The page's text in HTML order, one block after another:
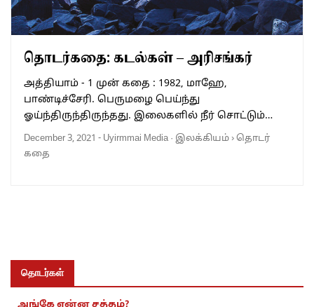
தொடர்கதை: கடல்கள் – அரிசங்கர்
அத்தியாம் - 1 முன் கதை : 1982, மாஹே,
பாண்டிச்சேரி. பெருமழை பெய்ந்து
ஓய்ந்திருந்திருந்தது. இலைகளில் நீர் சொட்டும்…
December 3, 2021 - Uyirmmai Media · இலக்கியம்›தொடர்
கதை
தொடர்கள்